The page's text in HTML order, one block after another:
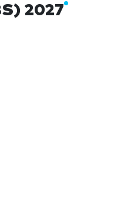
2027